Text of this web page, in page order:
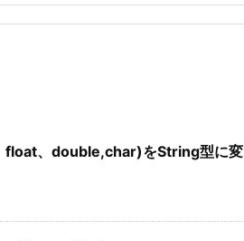
float、double,char)をString型に変